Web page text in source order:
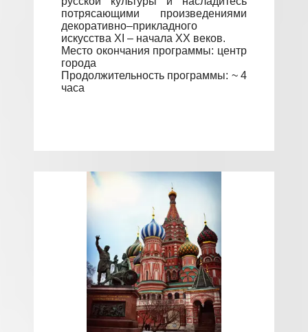
потрясающими произведениями
декоративно–прикладного
искусства XI – начала XX веков.
Место окончания программы: центр
города
Продолжительность программы: ~ 4
часа